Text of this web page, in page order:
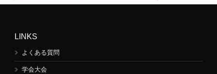
LINKS
よくある質問
学会大会